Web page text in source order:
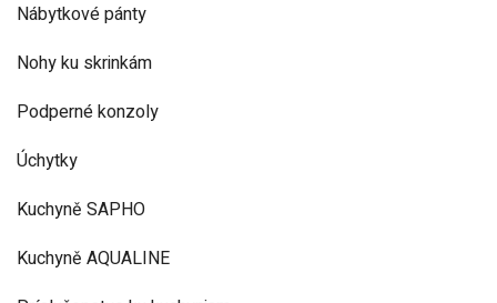
Nábytkové pánty
Nohy ku skrinkám
Podperné konzoly
Úchytky
Kuchyně SAPHO
Kuchyně AQUALINE